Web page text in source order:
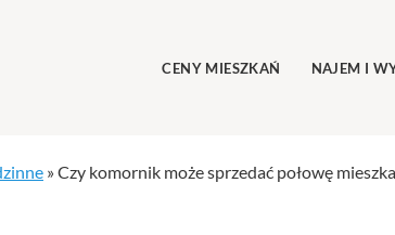
CENY MIESZKAŃ NAJEM I
»Czy komornik może sprzedać połowę